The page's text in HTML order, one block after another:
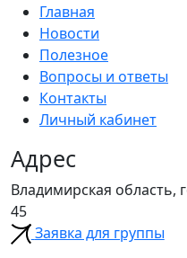
Главная
Новости
Полезное
Вопросы и ответы
Контакты
Личный кабинет
Адрес
Владимирская область,
45
Заявка для группы